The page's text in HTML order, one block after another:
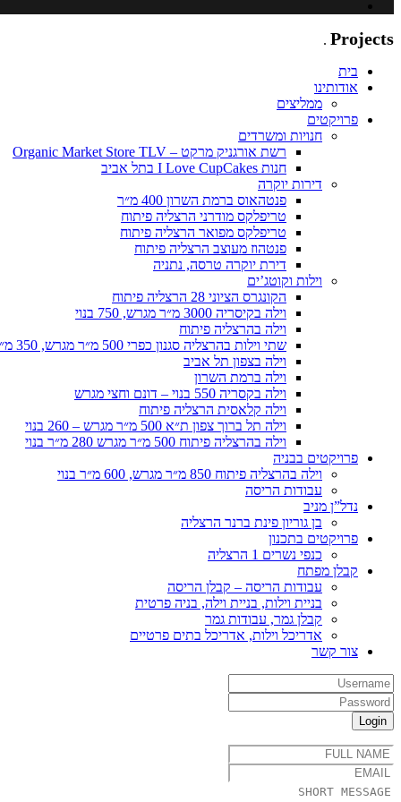
. Projects
בית
אודותינו
ממליצים
פרויקטים
חנויות ומשרדים
רשת אורגניק מרקט – Organic Market Store TLV
חנות I Love CupCakes בתל אביב
דירות יוקרה
פנטהאוס ברמת השרון 400 מ״ר
טריפלקס מודרני הרצליה פיתוח
טריפלקס מפואר הרצליה פיתוח
פנטהוז מעוצב הרצליה פיתוח
דירת יוקרה טרסה, נתניה
וילות וקוטג’ים
הקונגרס הציוני 28 הרצליה פיתוח
וילה בקיסריה 3000 מ״ר מגרש, 750 בנוי
וילה בהרצליה פיתוח
שתי וילות בהרצליה סגנון כפרי 500 מ״ר מגרש, 350 מ״ר בנוי כל אחת
וילה בצפון תל אביב
וילה ברמת השרון
וילה בקסריה 550 בנוי – דונם וחצי מגרש
וילה קלאסית הרצליה פיתוח
וילה תל ברוך צפון ת״א 500 מ״ר מגרש – 260 בנוי
וילה בהרצליה פיתוח 500 מ״ר מגרש 280 מ״ר בנוי
פרויקטים בבניה
וילה בהרצליה פיתוח 850 מ״ר מגרש, 600 מ״ר בנוי
עבודות הריסה
נדל”ן מניב
בן גוריון פינת ברנר הרצליה
פרויקטים בתכנון
כנפי נשרים 1 הרצליה
קבלן מפתח
עבודות הריסה – קבלן הריסה
בניית וילות, בניית וילה, בניה פרטית
קבלן גמר, עבודות גמר
אדריכל וילות, אדריכל בתים פרטיים
צור קשר